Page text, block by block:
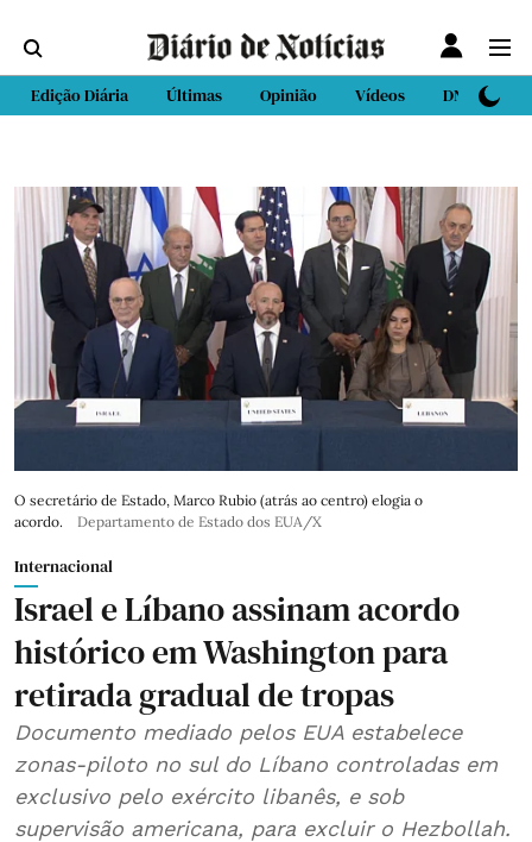
Edição Diária Últimas Opinião Vídeos DN Sport
O secretário de Estado, Marco Rubio (atrás ao centro) elogia o
acordo.
Departamento de Estado dos EUA/X
Internacional
Israel e Líbano assinam acordo
histórico em Washington para
retirada gradual de tropas
Documento mediado pelos EUA estabelece
zonas-piloto no sul do Líbano controladas em
exclusivo pelo exército libanês, e sob
supervisão americana, para excluir o Hezbollah.